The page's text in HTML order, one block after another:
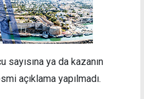
sayısına ya da kazanın
açıklama yapılmadı.